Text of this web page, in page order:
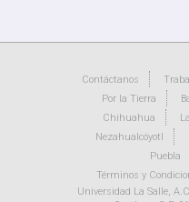
Contáctanos
Por la Tierra
Chihuahua
Nezahualcóyotl
Puebla
Términos y
Universidad La Salle,